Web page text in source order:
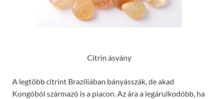
Citrin ásvány
A legtöbb citrint Brazíliában bányásszák, de akad
Kongóból származó is a piacon. Az ára a legárulkodóbb, ha